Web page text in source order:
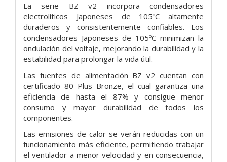
La serie BZ v2 incorpora condensadores
electrolíticos Japoneses de 105ºC altamente
duraderos y consistentemente confiables. Los
condensadores Japoneses de 105ºC minimizan la
ondulación del voltaje, mejorando la durabilidad y la
estabilidad para prolongar la vida útil.
Las fuentes de alimentación BZ v2 cuentan con
certificado 80 Plus Bronze, el cual garantiza una
eficiencia de hasta el 87% y consigue menor
consumo y mayor durabilidad de todos los
componentes.
Las emisiones de calor se verán reducidas con un
funcionamiento más eficiente, permitiendo trabajar
el ventilador a menor velocidad y en consecuencia,